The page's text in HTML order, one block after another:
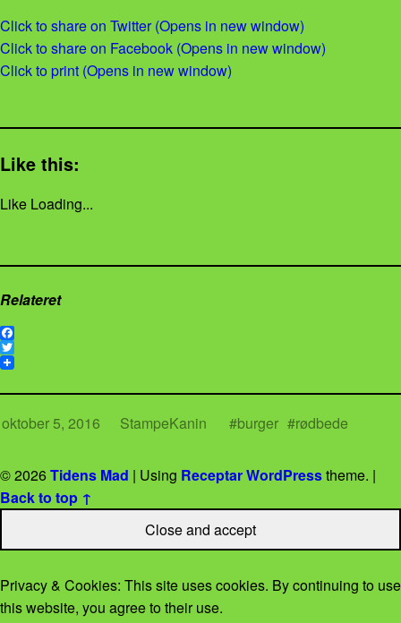
Click to share on Twitter (Opens in new window)
Click to share on Facebook (Opens in new window)
Click to print (Opens in new window)
Like this:
Like Loading...
Relateret
F
a
c
e
o
o
T
w
i
t
e
oktober 5, 2016 StampeKanin burger rødbede
© 2026Tidens Mad | Using ReceptarWordPresstheme. |
Back to top ↑
Privacy & Cookies: This site uses cookies. By continuing to use
this website, you agree to their use.